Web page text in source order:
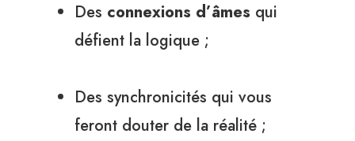
Des connexions d’âmes qui
défient la logique ;
Des synchronicités qui vous
feront douter de la réalité ;